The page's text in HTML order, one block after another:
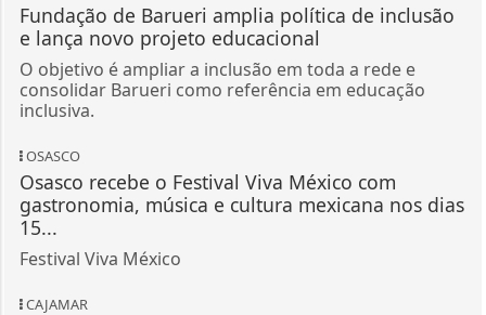
Fundação de Barueri amplia política de inclusão
e lança novo projeto educacional
O objetivo é ampliar a inclusão em toda a rede e
consolidar Barueri como referência em educação
inclusiva.
OSASCO
Osasco recebe o Festival Viva México com
gastronomia, música e cultura mexicana nos dias
15...
Festival Viva México
CAJAMAR